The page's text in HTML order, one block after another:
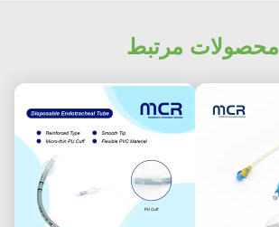
محصولات مرتبط